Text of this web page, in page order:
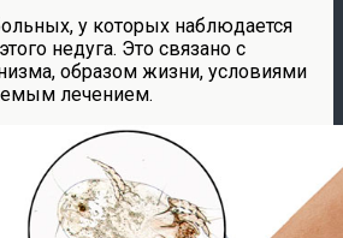
у которых наблюдается
недуга. Это связано с
образом жизни, условиями
лечением.